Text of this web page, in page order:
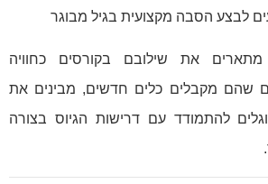
לבצע הסבה מקצועית בגיל מבוגר
את שילובם בקורסים כחוויה
שהם מקבלים כלים חדשים, מבינים את
להתמודד עם דרישות הגיוס בצורה